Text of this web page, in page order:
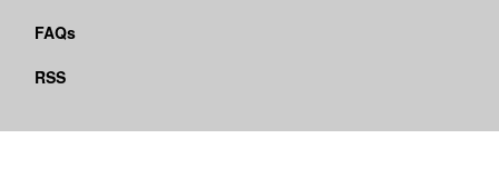
FAQs
RSS